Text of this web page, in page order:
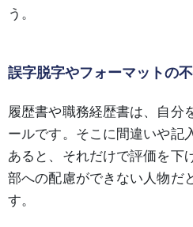
う。
誤字脱字やフォーマットの
履歴書や職務経歴書は、自分
ールです。そこに間違いや記
あると、それだけで評価を下
部への配慮ができない人物だ
す。